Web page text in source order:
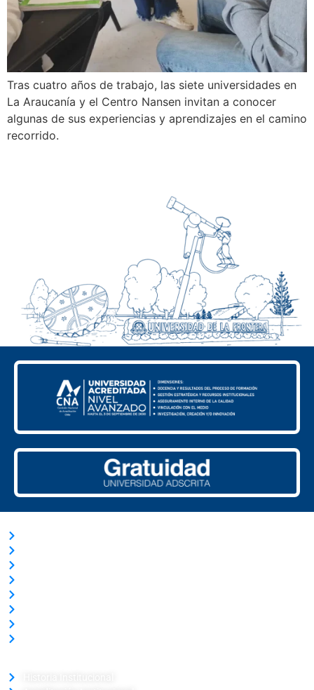
Tras cuatro años de trabajo, las siete universidades en
La Araucanía y el Centro Nansen invitan a conocer
algunas de sus experiencias y aprendizajes en el camino
recorrido.